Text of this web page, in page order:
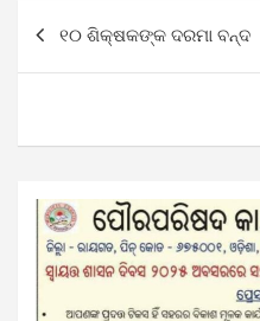
navigation
୧୦ ଶିକ୍ଷକଙ୍କ ଦରମା ବନ୍ଦ